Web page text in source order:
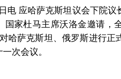
电 应哈萨克斯坦议会下院
国家杜马主席沃洛金邀请，
哈萨克斯坦、俄罗斯进行
次会议。